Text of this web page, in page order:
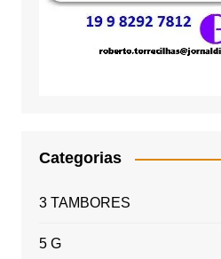
Categorias
3 TAMBORES
5 G